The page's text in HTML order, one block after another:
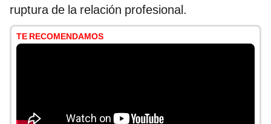
ruptura de la relación profesional.
TE RECOMENDAMOS